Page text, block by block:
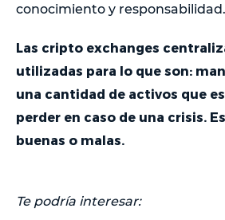
conocimiento y responsabilidad.
Las cripto exchanges
utilizadas para lo que son:
una cantidad de activos que
perder en caso de una crisis.
buenas o malas.
Te podría interesar: